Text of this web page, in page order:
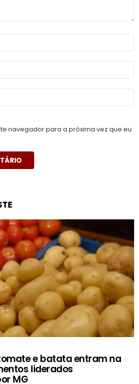
navegador para a próxima vez que eu
e batata entram na
liderados
MG